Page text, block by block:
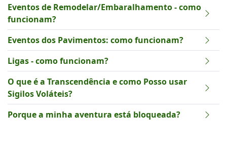
Eventos de Remodelar/Embaralhamento - como
funcionam?
Eventos dos Pavimentos: como funcionam?
Ligas - como funcionam?
O que é a Transcendência e como Posso usar
Sigilos Voláteis?
Porque a minha aventura está bloqueada?